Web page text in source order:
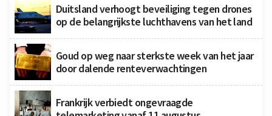
Duitsland verhoogt beveiliging tegen drones
op de belangrijkste luchthavens van het land
Goud op weg naar sterkste week van het jaar
door dalende renteverwachtingen
Frankrijk verbiedt ongevraagde